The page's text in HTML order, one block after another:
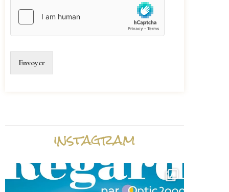
Envoyer
instagram